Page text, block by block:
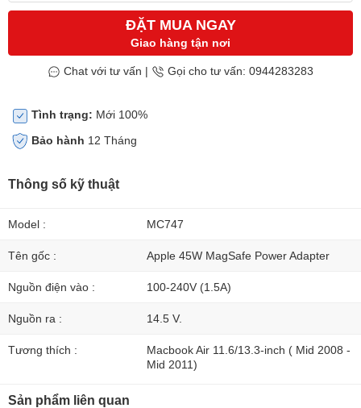
ĐẶT MUA NGAY
Giao hàng tận nơi
Chat với tư vấn | Gọi cho tư vấn: 0944283283
Tình trạng: Mới 100%
Bảo hành 12 Tháng
Thông số kỹ thuật
Model : MC747
Tên gốc : Apple 45W MagSafe Power Adapter
Nguồn điện vào : 100-240V (1.5A)
Nguồn ra : 14.5 V.
Tương thích :
Macbook Air 11.6/13.3-inch ( Mid 2008 -
Mid 2011)
Sản phẩm liên quan